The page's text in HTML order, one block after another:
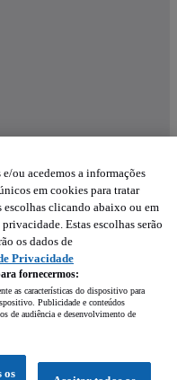
e/ou acedemos a informações
em cookies para tratar
escolhas clicando abaixo ou em
Estas escolhas serão
os dados de
Privacidade
fornecermos:
as características do dispositivo para
Publicidade e conteúdos
de audiência e desenvolvimento de
os